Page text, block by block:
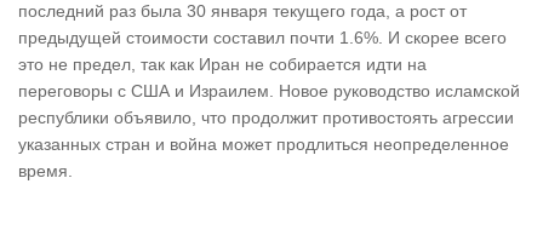
последний раз была 30 января текущего года, а рост от
предыдущей стоимости составил почти 1.6%. И скорее всего
это не предел, так как Иран не собирается идти на
переговоры с США и Израилем. Новое руководство исламской
республики объявило, что продолжит противостоять агрессии
указанных стран и война может продлиться неопределенное
время.